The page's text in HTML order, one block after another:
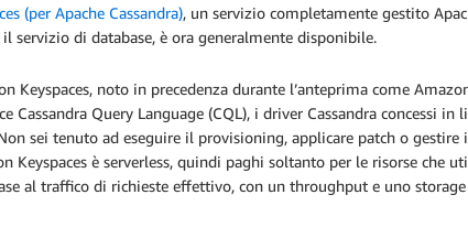
(per Apache Cassandra), un servizio completamente gestito
servizio di database, è ora generalmente disponibile.
Keyspaces, noto in precedenza durante l’anteprima come
Cassandra Query Language (CQL), i driver Cassandra concessi
sei tenuto ad eseguire il provisioning, applicare patch o
Keyspaces è serverless, quindi paghi soltanto per le risorse che
al traffico di richieste effettivo, con un throughput e uno